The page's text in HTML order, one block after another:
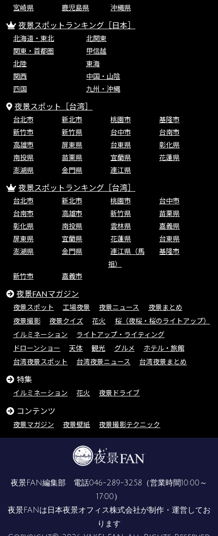
宮崎県
鹿児島県 沖縄県
夜景スポットランキング［日本］
北海道・東北
北関東
関東・首都圏
甲信越
北陸
東海
関西
中国・山陰
四国
九州・沖縄
夜景スポット［台湾］
台北市 新北市 桃園市
基隆市
新竹市
新竹県 台中市
台南市
高雄市
屏東県 台東県
彰化県
南投県
苗栗県 宜蘭県
花蓮県
澎湖県
金門県 連江県
夜景スポットランキング［台湾］
台北市 新北市 桃園市
台中市
台南市
高雄市 新竹県
苗栗県
彰化県
南投県 雲林県
嘉義県
屏東県
宜蘭県 花蓮県
台東県
澎湖県
金門県
連江県（馬
祖）
基隆市
新竹市 嘉義市
夜景FANマガジン
夜景スポット 工場夜景 夜景ニュース
夜景まとめ
夜景撮影
夜景クイズ 花火
桜（夜桜・桜のライトアップ）
イルミネーション
ライトアップ・ライティング
ドローンショー
天体 観光 グルメ
ホテル・旅館
台湾夜景スポット
台湾夜景ニュース 台湾夜景まとめ
特集
イルミネーション 花火 夜景ドライブ
コンテンツ
夜景マガジン 夜景壁紙 夜景撮影テクニック
夜景FAN編集部 電話046-289-3258 （営業時間10:00～
17:00）
夜景FANは 日本夜景オフィス株式会社が制作・運営してお
ります